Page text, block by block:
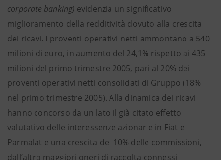
corporate banking) evidenzia un significativo
miglioramento della redditività dovuto alla crescita
dei ricavi. I proventi operativi netti ammontano a 540
milioni di euro, in aumento del 24,1% rispetto ai 435
milioni del primo trimestre 2005, pari al 20% dei
proventi operativi netti consolidati di Gruppo (18%
nel primo trimestre 2005). Alla dinamica dei ricavi
hanno concorso da un lato il già citato effetto
valutativo delle interessenze azionarie in Fiat e
Parmalat e una crescita del 10% delle commissioni,
dall’altro maggiori oneri di raccolta connessi